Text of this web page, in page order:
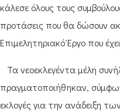
κάλεσε όλους τους
προτάσεις που θα δώσουν
Επιμελητηριακό Έργο που
Τα νεοεκλεγέντα μέλη
πραγματοποιήθηκαν,
εκλογές για την ανάδειξη